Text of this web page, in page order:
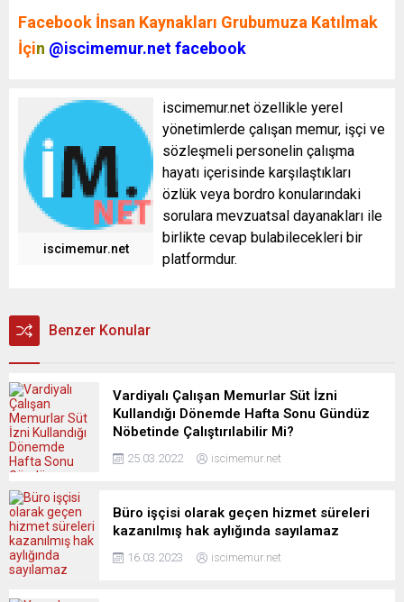
Facebook İnsan Kaynakları Grubumuza Katılmak
İçin @iscimemur.net facebook
iscimemur.net
iscimemur.net özellikle yerel
yönetimlerde çalışan memur, işçi ve
sözleşmeli personelin çalışma
hayatı içerisinde karşılaştıkları
özlük veya bordro konularındaki
sorulara mevzuatsal dayanakları ile
birlikte cevap bulabilecekleri bir
platformdur.
Benzer Konular
Vardiyalı Çalışan Memurlar Süt İzni
Kullandığı Dönemde Hafta Sonu Gündüz
Nöbetinde Çalıştırılabilir Mi?
25.03.2022 iscimemur.net
Büro işçisi olarak geçen hizmet süreleri
kazanılmış hak aylığında sayılamaz
16.03.2023 iscimemur.net